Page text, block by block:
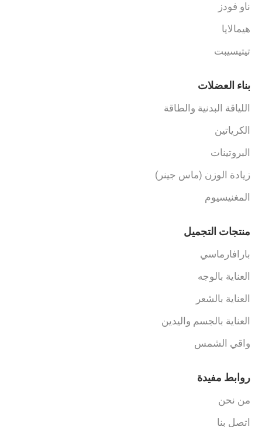
ناو فودز
هيمالايا
تيتيسيبت
بناء العضلات
اللياقة البدنية والطاقة
الكرياتين
البروتينات
زيادة الوزن (ماس جينر)
المغنيسيوم
منتجات التجميل
بارافارماسي
العناية بالوجه
العناية بالشعر
العناية بالجسم واليدين
واقي الشمس
روابط مفيدة
من نحن
اتصل بنا